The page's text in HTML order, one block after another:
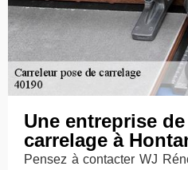
Une entreprise
carrelage à
Pensez à contacter WJ